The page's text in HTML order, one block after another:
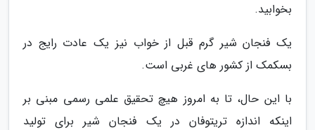
بخوابید.
یک فنجان شیر گرم قبل از خواب نیز یک عادت رایج در
بسکمک از کشور های غربی است.
با این حال، تا به امروز هیچ تحقیق علمی رسمی مبنی بر
اینکه اندازه تریتوفان در یک فنجان شیر برای تولید